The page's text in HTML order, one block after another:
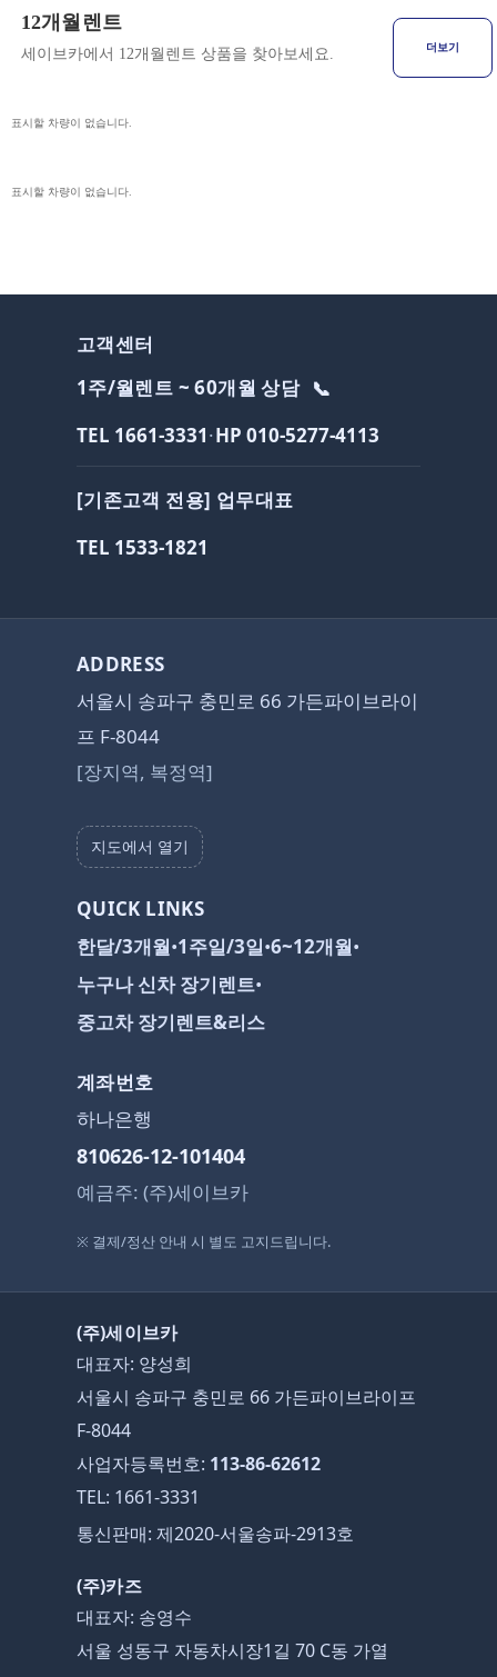
12개월렌트
세이브카에서 12개월렌트 상품을 찾아보세요. 더보기
표시할 차량이 없습니다.
표시할 차량이 없습니다.
고객센터
1주/월렌트 ~ 60개월 상담 📞
TEL 1661-3331·HP 010-5277-4113
[기존고객 전용] 업무대표
TEL 1533-1821
ADDRESS
서울시 송파구 충민로 66 가든파이브라이
프 F-8044
[장지역, 복정역]
지도에서 열기
QUICK LINKS
한달/3개월•1주일/3일•6~12개월•
누구나 신차 장기렌트•
중고차 장기렌트&리스
계좌번호
하나은행
810626-12-101404
예금주: (주)세이브카
※ 결제/정산 안내 시 별도 고지드립니다.
(주)세이브카
대표자: 양성희
서울시 송파구 충민로 66 가든파이브라이프
F-8044
사업자등록번호: 113-86-62612
TEL: 1661-3331
통신판매: 제2020-서울송파-2913호
(주)카즈
대표자: 송영수
서울 성동구 자동차시장1길 70 C동 가열